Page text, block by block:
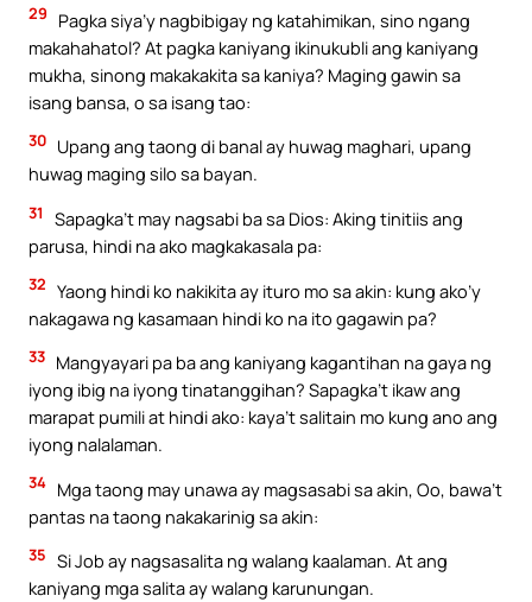
29
Pagka siya’y nagbibigay ng katahimikan, sino ngang
makahahatol? At pagka kaniyang ikinukubli ang kaniyang
mukha, sinong makakakita sa kaniya? Maging gawin sa
isang bansa, o sa isang tao:
30 Upang ang taong di banal ay huwag maghari, upang
huwag maging silo sa bayan.
31
Sapagka’t may nagsabi ba sa Dios: Aking tinitiis ang
parusa, hindi na ako magkakasala pa:
32 Yaong hindi ko nakikita ay ituro mo sa akin: kung ako’y
nakagawa ng kasamaan hindi ko na ito gagawin pa?
33 Mangyayari pa ba ang kaniyang kagantihan na gaya ng
iyong ibig na iyong tinatanggihan? Sapagka’t ikaw ang
marapat pumili at hindi ako: kaya’t salitain mo kung ano ang
iyong nalalaman.
34 Mga taong may unawa ay magsasabi sa akin, Oo, bawa’t
pantas na taong nakakarinig sa akin:
35 Si Job ay nagsasalita ng walang kaalaman. At ang
kaniyang mga salita ay walang karunungan.